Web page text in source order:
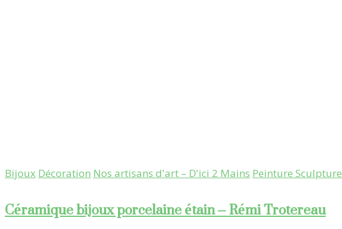
Bijoux Décoration Nos artisans d'art – D'ici 2 Mains Peinture Sculpture
Céramique bijoux porcelaine étain – Rémi Trotereau